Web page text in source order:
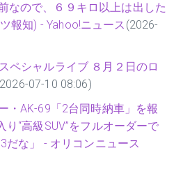
なので、６９キロ以上は出した
報知) - Yahoo!ニュース (2026-
ペシャルライブ ８月２日のロ
07-10 08:06)
・AK-69「2台同時納車」を報
“高級SUV”をフルオーダーで
だな」 - オリコンニュース